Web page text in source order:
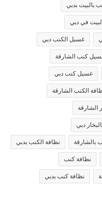
بالبيت بدبي
في دبي
غسيل الكنب دبي
كنب الشارقة
غسيل كنب دبي
الكنب الشارقة
الشارقة
دبي
بالشارقة نظافة الكنب بدبي
نظافة كنب
نظافة كنب بدبي